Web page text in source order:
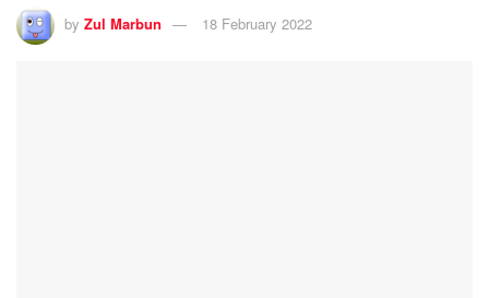
by Zul Marbun 18 February 2022